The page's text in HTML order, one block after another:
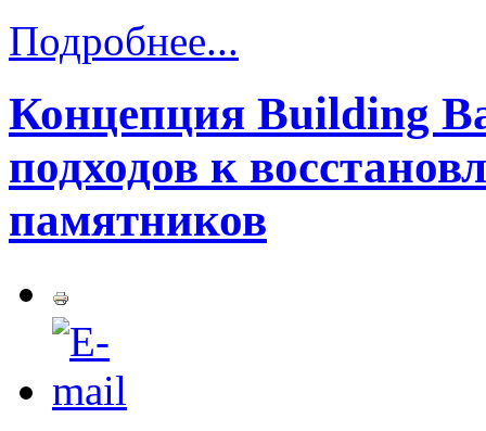
Подробнее...
Концепция Building
подходов к
памятников